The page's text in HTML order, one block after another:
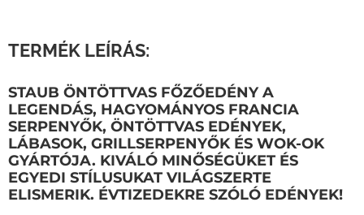
TERMÉK LEÍRÁS:
STAUB ÖNTÖTTVAS FŐZŐEDÉNY A
LEGENDÁS, HAGYOMÁNYOS FRANCIA
SERPENYŐK, ÖNTÖTTVAS EDÉNYEK,
LÁBASOK, GRILLSERPENYŐK ÉS WOK-OK
GYÁRTÓJA. KIVÁLÓ MINŐSÉGÜKET ÉS
EGYEDI STÍLUSUKAT VILÁGSZERTE
ELISMERIK. ÉVTIZEDEKRE SZÓLÓ EDÉNYEK!